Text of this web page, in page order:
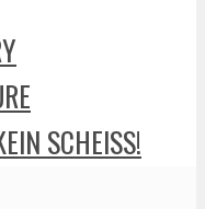
SCHEISS!